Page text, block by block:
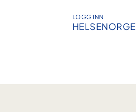
LOGG INN
HELSENORGE